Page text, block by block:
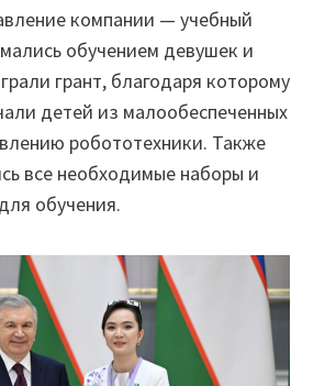
компании — учебный
обучением девушек и
грант, благодаря которому
детей из малообеспеченных
робототехники. Также
все необходимые наборы и
обучения.